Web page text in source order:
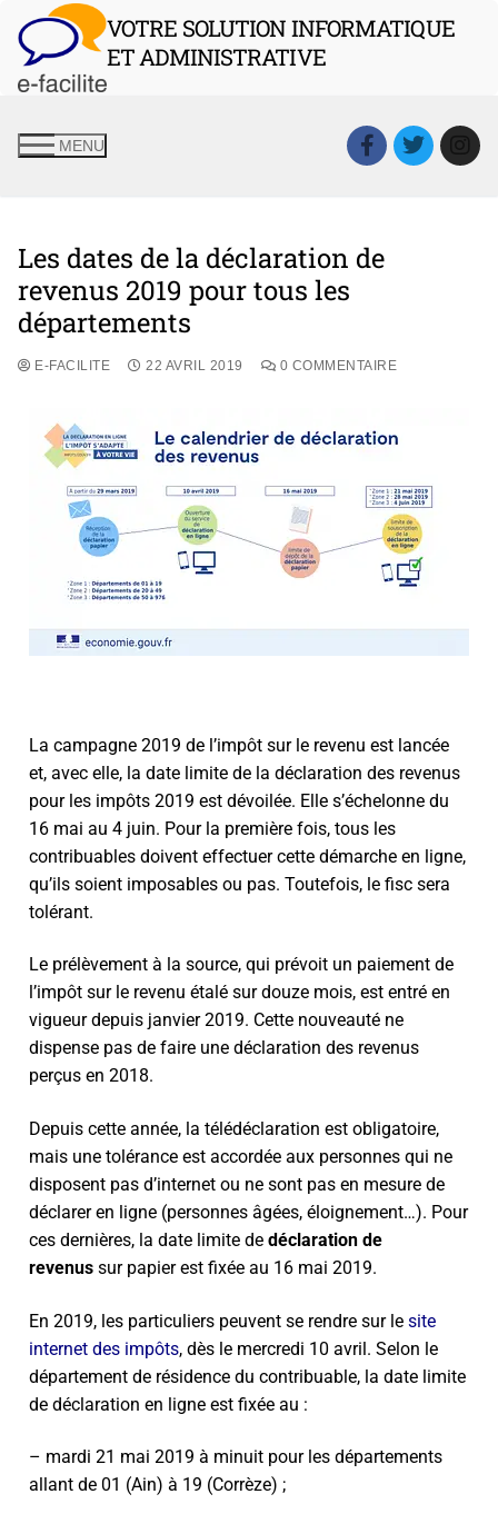
VOTRE SOLUTION INFORMATIQUE
ET ADMINISTRATIVE
MENU
Les dates de la déclaration de
revenus 2019 pour tous les
départements
E-FACILITE 22 AVRIL 2019 0 COMMENTAIRE
La campagne 2019 de l’impôt sur le revenu est lancée
et, avec elle, la date limite de la déclaration des revenus
pour les impôts 2019 est dévoilée. Elle s’échelonne du
16 mai au 4 juin. Pour la première fois, tous les
contribuables doivent effectuer cette démarche en ligne,
qu’ils soient imposables ou pas. Toutefois, le fisc sera
tolérant.
Le prélèvement à la source, qui prévoit un paiement de
l’impôt sur le revenu étalé sur douze mois, est entré en
vigueur depuis janvier 2019. Cette nouveauté ne
dispense pas de faire une déclaration des revenus
perçus en 2018.
Depuis cette année, la télédéclaration est obligatoire,
mais une tolérance est accordée aux personnes qui ne
disposent pas d’internet ou ne sont pas en mesure de
déclarer en ligne (personnes âgées, éloignement…). Pour
ces dernières, la date limite de déclaration de
revenus sur papier est fixée au 16 mai 2019.
En 2019, les particuliers peuvent se rendre sur le site
internet des impôts, dès le mercredi 10 avril. Selon le
département de résidence du contribuable, la date limite
de déclaration en ligne est fixée au :
– mardi 21 mai 2019 à minuit pour les départements
allant de 01 (Ain) à 19 (Corrèze) ;